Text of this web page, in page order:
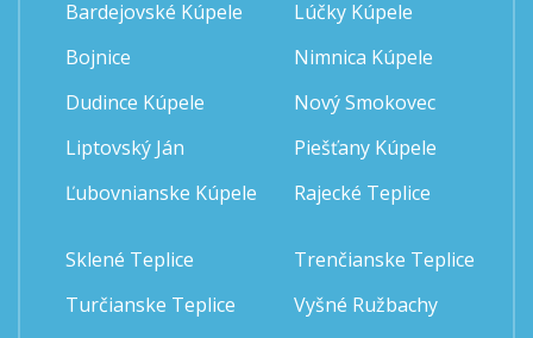
Bardejovské Kúpele
Bojnice
Dudince Kúpele
Liptovský Ján
Ľubovnianske Kúpele
Lúčky Kúpele
Nimnica Kúpele
Nový Smokovec
Piešťany Kúpele
Rajecké Teplice
Sklené Teplice
Turčianske Teplice
Trenčianske Teplice
Vyšné Ružbachy